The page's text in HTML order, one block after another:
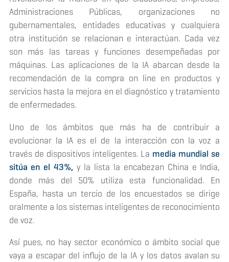
Administraciones Públicas, organizaciones no
gubernamentales, entidades educativas y cualquiera
otra institución se relacionan e interactúan. Cada vez
son más las tareas y funciones desempeñadas por
máquinas. Las aplicaciones de la IA abarcan desde la
recomendación de la compra on line en productos y
servicios hasta la mejora en el diagnóstico y tratamiento
de enfermedades.
Uno de los ámbitos que más ha de contribuir a
evolucionar la IA es el de la interacción con la voz a
través de dispositivos inteligentes. La media mundial se
sitúa en el 43%, y la lista la encabezan China e India,
donde más del 50% utiliza esta funcionalidad. En
España, hasta un tercio de los encuestados se dirige
oralmente a los sistemas inteligentes de reconocimiento
de voz.
Así pues, no hay sector económico o ámbito social que
vaya a escapar del influjo de la IA y los datos avalan su